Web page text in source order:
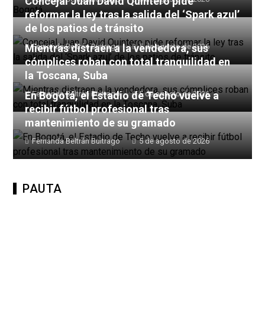
reformar la ley tras la salida del ‘Spark azul’
de los patios de tránsito
Fernanda Beltrán Buitrago 5 de agosto de 2026
Mientras distraen a la vendedora, sus
cómplices roban con total tranquilidad en
la Toscana, Suba
Fernanda Beltrán Buitrago 5 de agosto de 2026
En Bogotá, el Estadio de Techo vuelve a
recibir fútbol profesional tras
mantenimiento de su gramado
Fernanda Beltrán Buitrago 5 de agosto de 2026
PAUTA